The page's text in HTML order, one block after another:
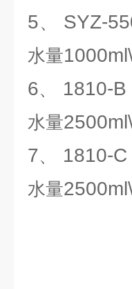
5、 SYZ-
水量
6、 1810-B
水量
7、 1810-C
水量